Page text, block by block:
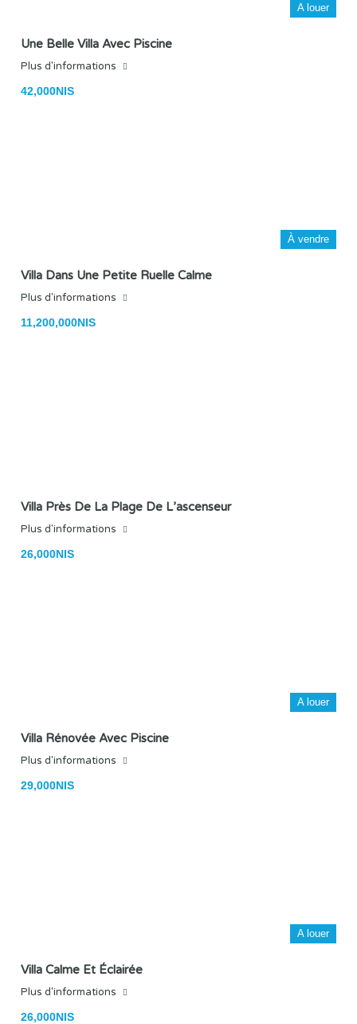
A louer
Une Belle Villa Avec Piscine
Plus d'informations
42,000NIS
À vendre
Villa Dans Une Petite Ruelle Calme
Plus d'informations
11,200,000NIS
Villa Près De La Plage De L’ascenseur
Plus d'informations
26,000NIS
A louer
Villa Rénovée Avec Piscine
Plus d'informations
29,000NIS
A louer
Villa Calme Et Éclairée
Plus d'informations
26,000NIS